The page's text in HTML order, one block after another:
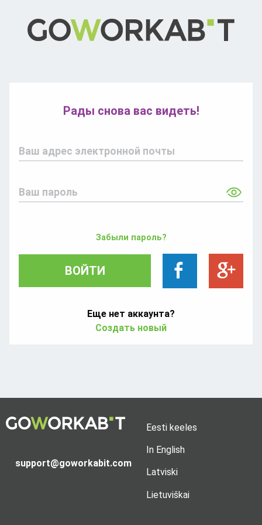
Рады снова вас видеть!
Ваш адрес электронной почты
Ваш пароль
Забыли пароль?
ВОЙТИ
Еще нет аккаунта?
Создать новый
support@goworkabit.com
Eesti keeles
In English
Latviski
Lietuviškai